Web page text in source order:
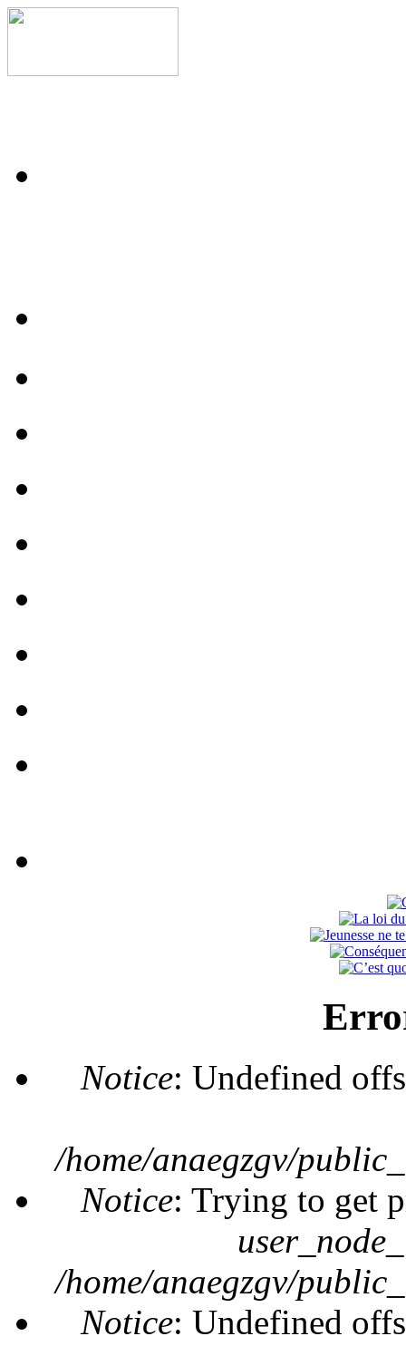
Notice: Undefined
/home/anaegzgv/
Notice: Trying to get
/home/anaegzgv/
Notice: Undefined